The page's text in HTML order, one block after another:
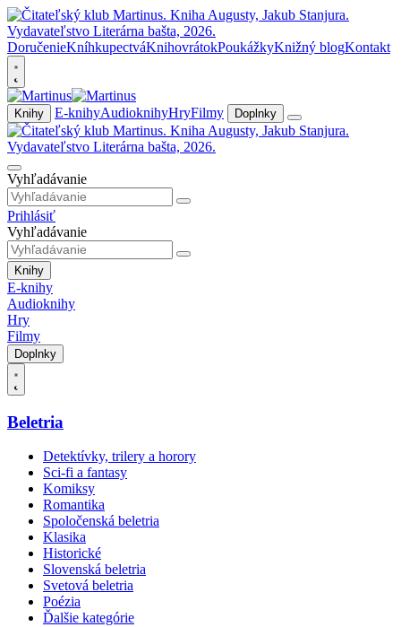
DoručenieKníhkupectváKnihovrátokPoukážkyKnižný blogKontakt
Knihy E-knihyAudioknihyHryFilmy Doplnky
Vyhľadávanie
Prihlásiť
Vyhľadávanie
Knihy
E-knihy
Audioknihy
Hry
Filmy
Doplnky
Beletria
Detektívky, trilery a horory
Sci-fi a fantasy
Komiksy
Romantika
Spoločenská beletria
Klasika
Historické
Slovenská beletria
Svetová beletria
Poézia
Ďalšie kategórie